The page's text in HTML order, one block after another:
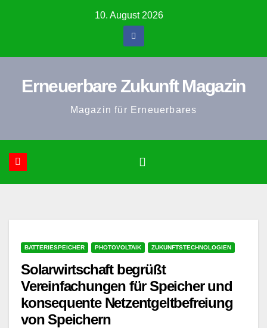
10. August 2026
Erneuerbare Zukunft Magazin
Magazin für Erneuerbares
BATTERIESPEICHER PHOTOVOLTAIK ZUKUNFTSTECHNOLOGIEN
Solarwirtschaft begrüßt
Vereinfachungen für Speicher und
konsequente Netzentgeltbefreiung
von Speichern